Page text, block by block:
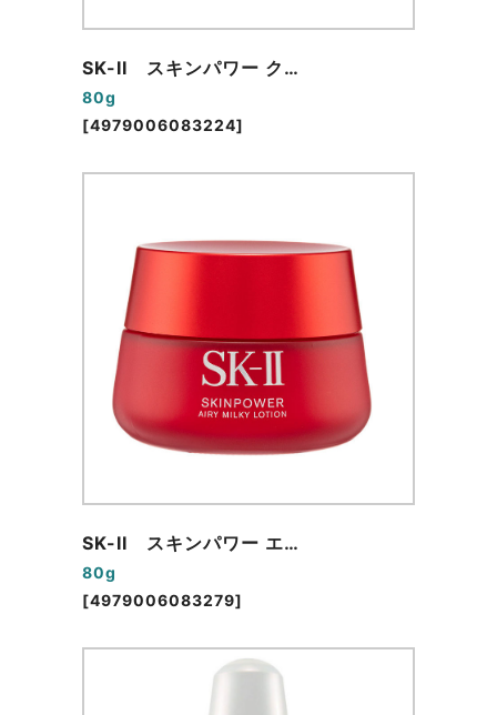
SK-II スキンパワー ク…
80g
[4979006083224]
SK-II スキンパワー エ…
80g
[4979006083279]